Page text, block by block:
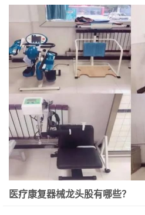
医疗康复器械龙头股有哪些？